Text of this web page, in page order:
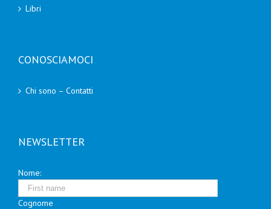
Libri
CONOSCIAMOCI
Chi sono – Contatti
NEWSLETTER
Nome:
Cognome